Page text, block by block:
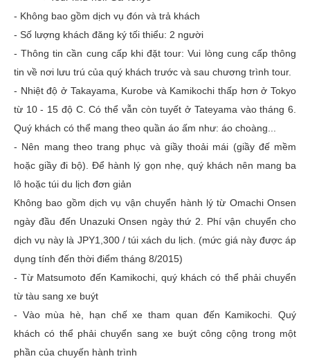
- Không bao gồm dịch vụ đón và trả khách
- Số lượng khách đăng ký tối thiểu: 2 người
- Thông tin cần cung cấp khi đặt tour: Vui lòng cung cấp thông
tin về nơi lưu trú của quý khách trước và sau chương trình tour.
- Nhiệt độ ở Takayama, Kurobe và Kamikochi thấp hơn ở Tokyo
từ 10 - 15 độ C. Có thể vẫn còn tuyết ở Tateyama vào tháng 6.
Quý khách có thể mang theo quần áo ấm như: áo choàng...
- Nên mang theo trang phục và giầy thoải mái (giầy đế mềm
hoặc giầy đi bộ). Để hành lý gọn nhẹ, quý khách nên mang ba
lô hoặc túi du lịch đơn giản
Không bao gồm dịch vụ vận chuyển hành lý từ Omachi Onsen
ngày đầu đến Unazuki Onsen ngày thứ 2. Phí vận chuyển cho
dịch vụ này là JPY1,300 / túi xách du lịch. (mức giá này được áp
dụng tính đến thời điểm tháng 8/2015)
- Từ Matsumoto đến Kamikochi, quý khách có thể phải chuyển
từ tàu sang xe buýt
- Vào mùa hè, hạn chế xe tham quan đến Kamikochi. Quý
khách có thể phải chuyển sang xe buýt công cộng trong một
phần của chuyến hành trình